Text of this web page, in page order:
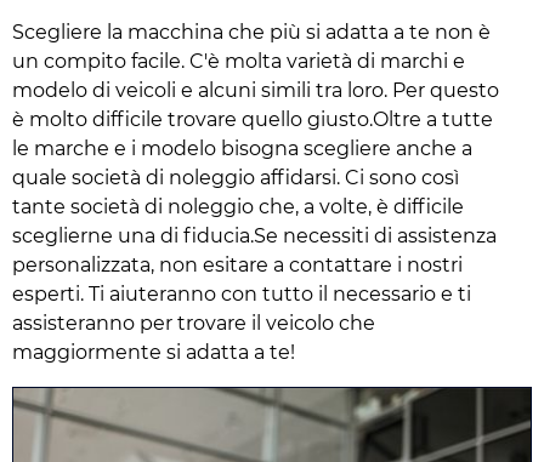
Scegliere la macchina che più si adatta a te non è
un compito facile. C'è molta varietà di marchi e
modelo di veicoli e alcuni simili tra loro. Per questo
è molto difficile trovare quello giusto.Oltre a tutte
le marche e i modelo bisogna scegliere anche a
quale società di noleggio affidarsi. Ci sono così
tante società di noleggio che, a volte, è difficile
sceglierne una di fiducia.Se necessiti di assistenza
personalizzata, non esitare a contattare i nostri
esperti. Ti aiuteranno con tutto il necessario e ti
assisteranno per trovare il veicolo che
maggiormente si adatta a te!